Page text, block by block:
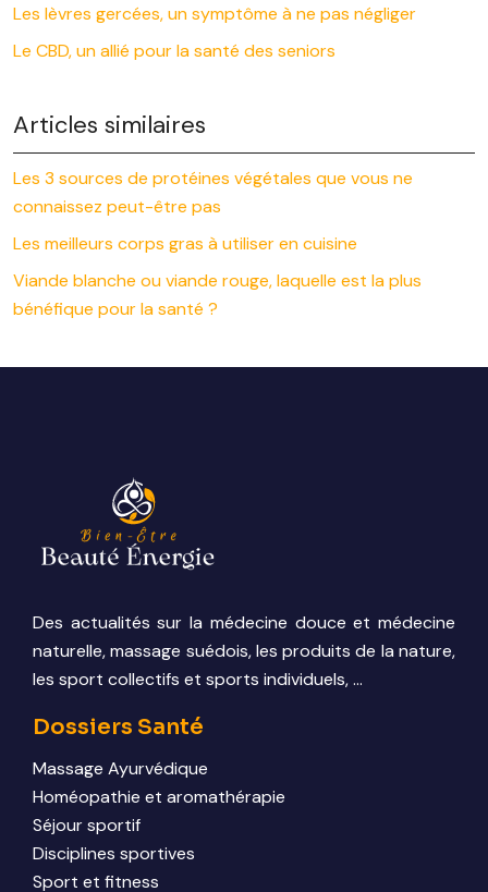
Les lèvres gercées, un symptôme à ne pas négliger
Le CBD, un allié pour la santé des seniors
Articles similaires
Les 3 sources de protéines végétales que vous ne
connaissez peut-être pas
Les meilleurs corps gras à utiliser en cuisine
Viande blanche ou viande rouge, laquelle est la plus
bénéfique pour la santé ?
Des actualités sur la médecine douce et médecine
naturelle, massage suédois, les produits de la nature,
les sport collectifs et sports individuels, …
Dossiers Santé
Massage Ayurvédique
Homéopathie et aromathérapie
Séjour sportif
Disciplines sportives
Sport et fitness